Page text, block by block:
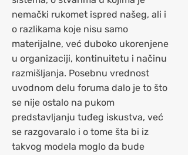
nemački rukomet ispred našeg, ali i
o razlikama koje nisu samo
materijalne, već duboko ukorenjene
u organizaciji, kontinuitetu i načinu
razmišljanja. Posebnu vrednost
uvodnom delu foruma dalo je to što
se nije ostalo na pukom
predstavljanju tuđeg iskustva, već
se razgovaralo i o tome šta bi iz
takvog modela moglo da bude